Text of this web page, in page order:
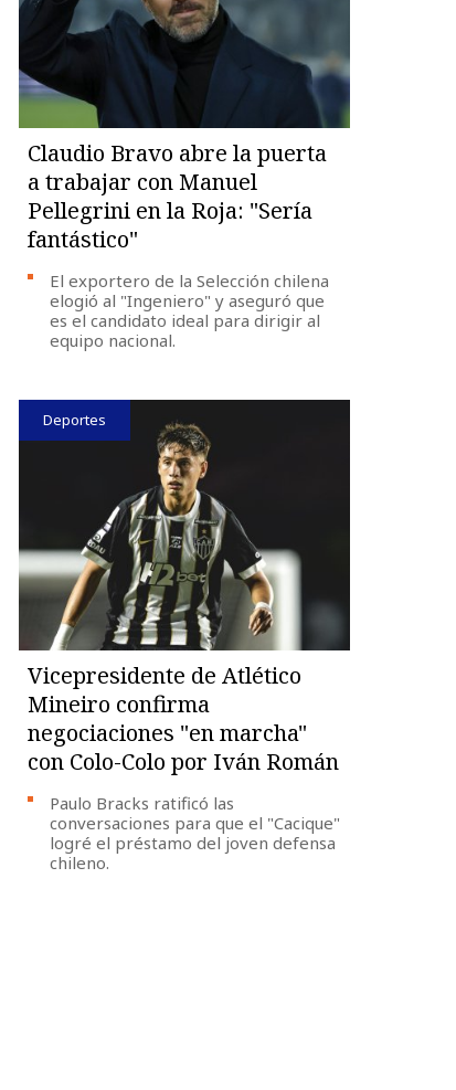
Claudio Bravo abre la puerta
a trabajar con Manuel
Pellegrini en la Roja: "Sería
fantástico"
El exportero de la Selección chilena
elogió al "Ingeniero" y aseguró que
es el candidato ideal para dirigir al
equipo nacional.
Deportes
Vicepresidente de Atlético
Mineiro confirma
negociaciones "en marcha"
con Colo-Colo por Iván Román
Paulo Bracks ratificó las
conversaciones para que el "Cacique"
logré el préstamo del joven defensa
chileno.